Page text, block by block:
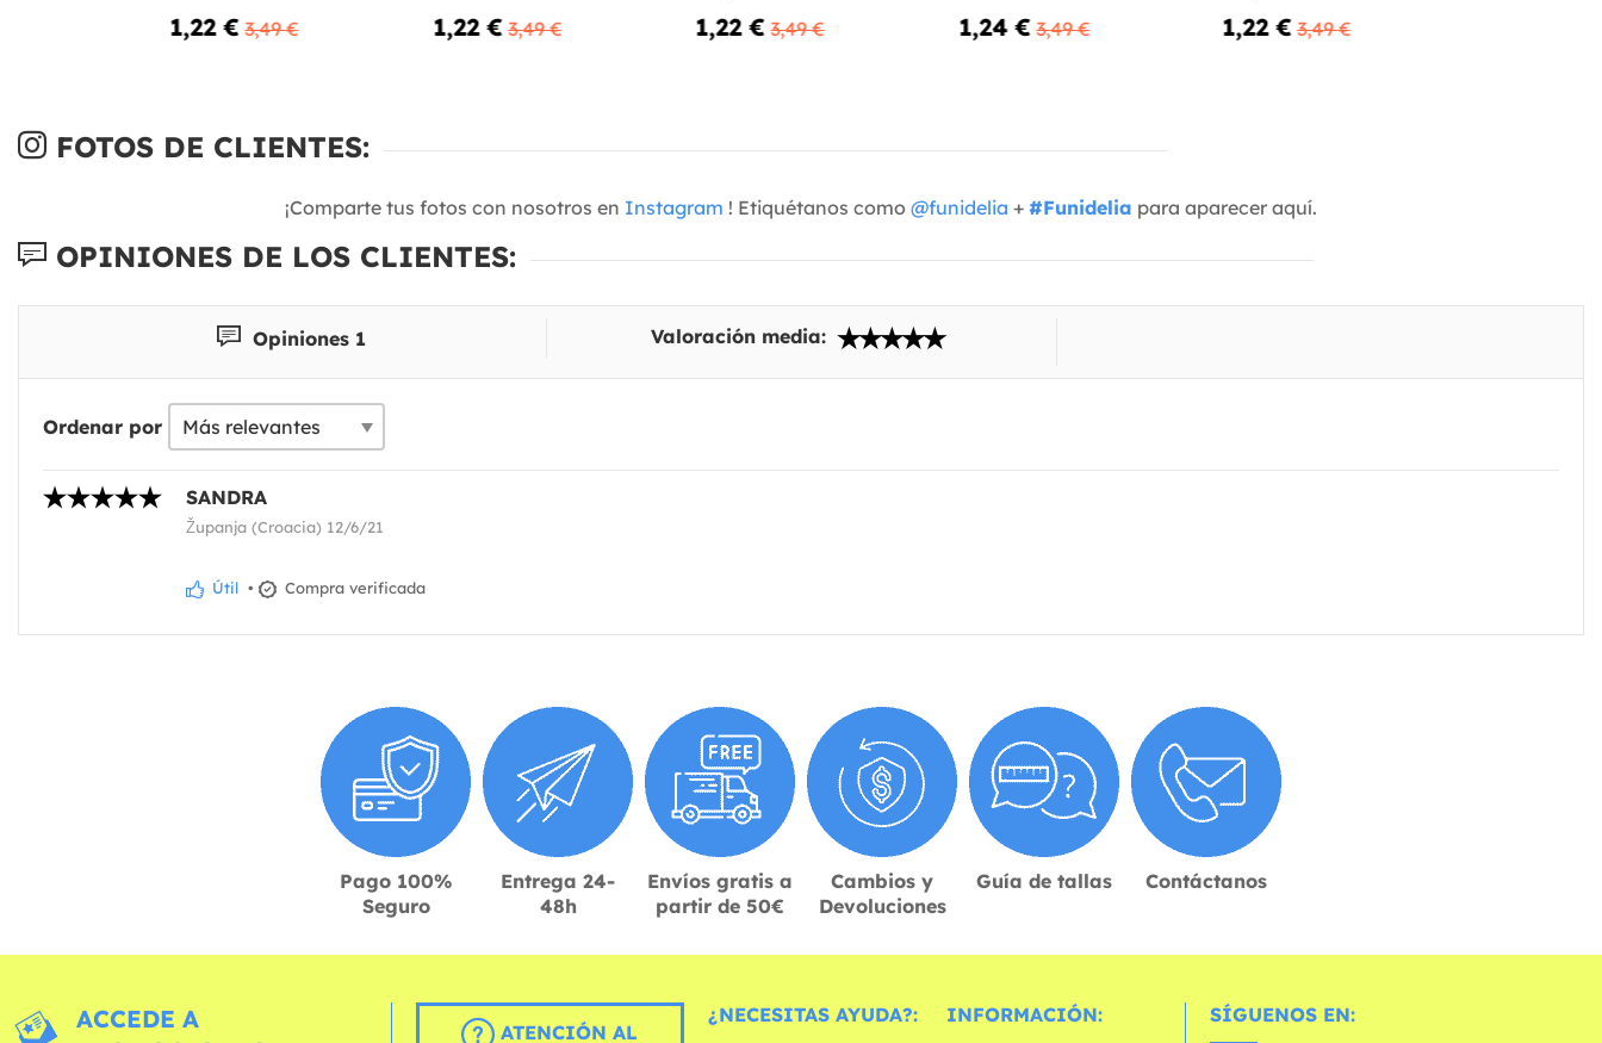
1,22 € 3,49 € 1,22 € 3,49 € 1,22 € 3,49 € 1,24 € 3,49 € 1,22 € 3,49 €
FOTOS DE CLIENTES:
¡Comparte tus fotos con nosotros en Instagram ! Etiquétanos como @funidelia + #Funidelia para aparecer aquí.
OPINIONES DE LOS CLIENTES:
Opiniones 1 Valoración media:
Ordenar por
SANDRA
Županja (Croacia) 12/6/21
Útil • Compra verificada
Pago 100%
Seguro
Entrega 24-
48h
Envíos gratis a
partir de 50€
Cambios y
Devoluciones
Guía de tallas Contáctanos
ACCEDE A
ATENCIÓN AL
¿NECESITAS AYUDA?: INFORMACIÓN: SÍGUENOS EN: